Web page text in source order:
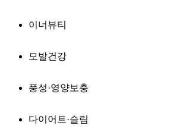
이너뷰티
모발건강
풍성·영양보충
다이어트·슬림